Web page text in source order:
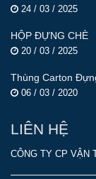
24 / 03 / 2025
HỘP ĐỰNG CHÈ
20 / 03 / 2025
Thùng Carton
06 / 03 / 2020
LIÊN HỆ
CÔNG TY CP VẬN